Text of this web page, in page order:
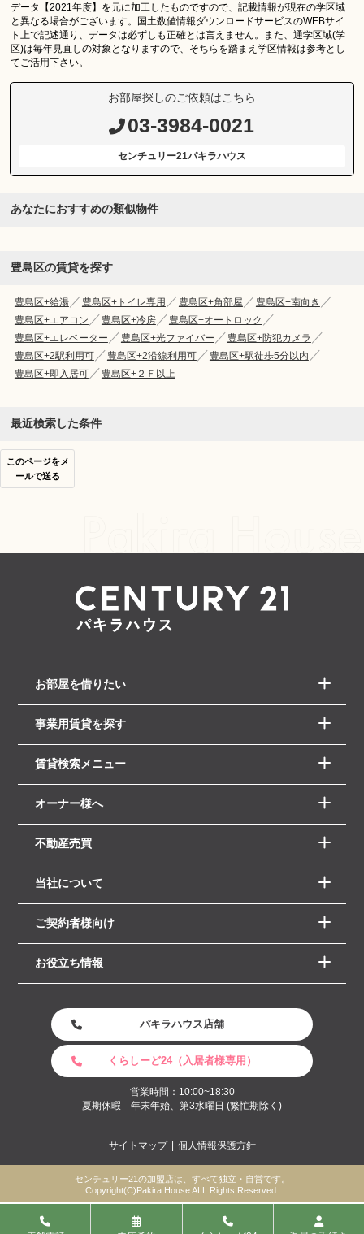
データ【2021年度】を元に加工したものですので、記載情報が現在の学区域
と異なる場合がございます。国土数値情報ダウンロードサービスのWEBサイ
ト上で記述通り、データは必ずしも正確とは言えません。また、通学区域(学
区)は毎年見直しの対象となりますので、そちらを踏まえ学区情報は参考とし
てご活用下さい。
お部屋探しのご依頼はこちら
03-3984-0021
センチュリー21パキラハウス
あなたにおすすめの類似物件
豊島区の賃貸を探す
豊島区+給湯 豊島区+トイレ専用 豊島区+角部屋
豊島区+南向き
豊島区+エアコン
豊島区+冷房
豊島区+オートロック
豊島区+エレベーター
豊島区+光ファイバー
豊島区+防犯カメラ
豊島区+2駅利用可
豊島区+2沿線利用可
豊島区+駅徒歩5分以内
豊島区+即入居可
豊島区+２Ｆ以上
最近検索した条件
このページをメ
ールで送る
お部屋を借りたい
事業用賃貸を探す
賃貸検索メニュー
オーナー様へ
不動産売買
当社について
ご契約者様向け
お役立ち情報
パキラハウス店舗
くらしーど24（入居者様専用）
営業時間：10:00~18:30
夏期休暇 年末年始、第3水曜日 (繁忙期除く)
サイトマップ 個人情報保護方針
センチュリー21の加盟店は、すべて独立・自営です。
Copyright(C)Pakira House ALL Rights Reserved.